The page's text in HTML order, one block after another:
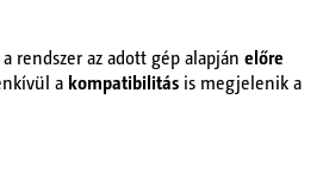
rendszer az adott gép alapján előre
a kompatibilitás is megjelenik a